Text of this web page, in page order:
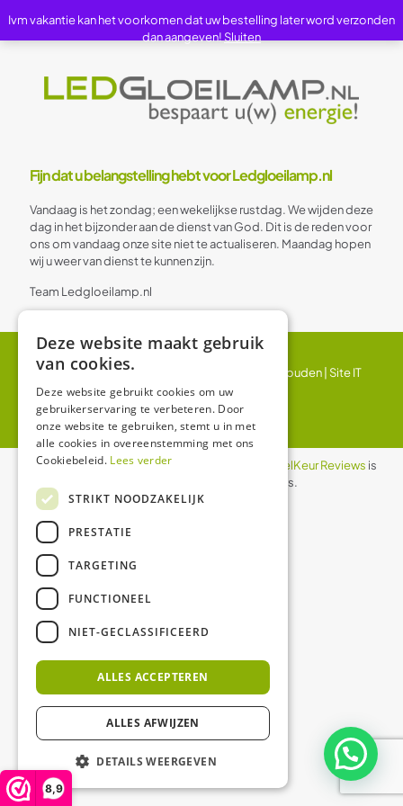
8,9
Fijn dat u belangstelling hebt voor Ledgloeilamp.nl
Vandaag is het zondag; een wekelijkse rustdag. We wijden deze
dag in het bijzonder aan de dienst van God. Dit is de reden voor
ons om vandaag onze site niet te actualiseren. Maandag hopen
wij u weer van dienst te kunnen zijn.
Team Ledgloeilamp.nl
© 2024 Ledgloeilamp | Alle rechten voorbehouden | Site IT
BV
De waardering van ledgloeilamp.nl bij WebwinkelKeur Reviews is
8.9/10 gebaseerd op 1158 reviews.
Ivm vakantie kan het voorkomen dat uw bestelling later word verzonden
dan aangeven! Sluiten
Deze website maakt gebruik
van cookies.
Deze website gebruikt cookies om uw
gebruikerservaring te verbeteren. Door
onze website te gebruiken, stemt u in met
alle cookies in overeenstemming met ons
Cookiebeleid. Lees verder
STRIKT NOODZAKELIJK
PRESTATIE
TARGETING
FUNCTIONEEL
NIET-GECLASSIFICEERD
ALLES ACCEPTEREN
ALLES AFWIJZEN
DETAILS WEERGEVEN